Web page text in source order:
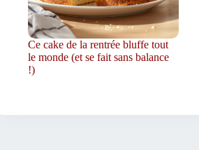
Ce cake de la rentrée bluffe tout
le monde (et se fait sans balance
!)